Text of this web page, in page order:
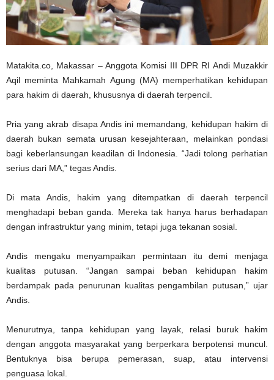
Matakita.co, Makassar – Anggota Komisi III DPR RI Andi Muzakkir
Aqil meminta Mahkamah Agung (MA) memperhatikan kehidupan
para hakim di daerah, khususnya di daerah terpencil.
Pria yang akrab disapa Andis ini memandang, kehidupan hakim di
daerah bukan semata urusan kesejahteraan, melainkan pondasi
bagi keberlansungan keadilan di Indonesia. “Jadi tolong perhatian
serius dari MA,” tegas Andis.
Di mata Andis, hakim yang ditempatkan di daerah terpencil
menghadapi beban ganda. Mereka tak hanya harus berhadapan
dengan infrastruktur yang minim, tetapi juga tekanan sosial.
Andis mengaku menyampaikan permintaan itu demi menjaga
kualitas putusan. “Jangan sampai beban kehidupan hakim
berdampak pada penurunan kualitas pengambilan putusan,” ujar
Andis.
Menurutnya, tanpa kehidupan yang layak, relasi buruk hakim
dengan anggota masyarakat yang berperkara berpotensi muncul.
Bentuknya bisa berupa pemerasan, suap, atau intervensi
penguasa lokal.